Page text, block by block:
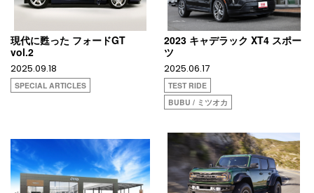
現代に甦った フォードGT
vol.2
2025.09.18
SPECIAL ARTICLES
2023 キャデラック XT4 スポー
ツ
2025.06.17
TEST RIDE
BUBU / ミツオカ